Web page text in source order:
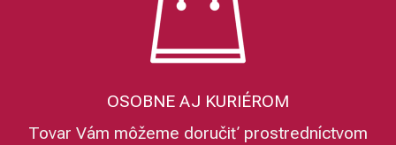
OSOBNE AJ KURIÉROM
Tovar Vám môžeme doručiť prostredníctvom